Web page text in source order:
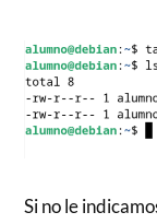
Si no le